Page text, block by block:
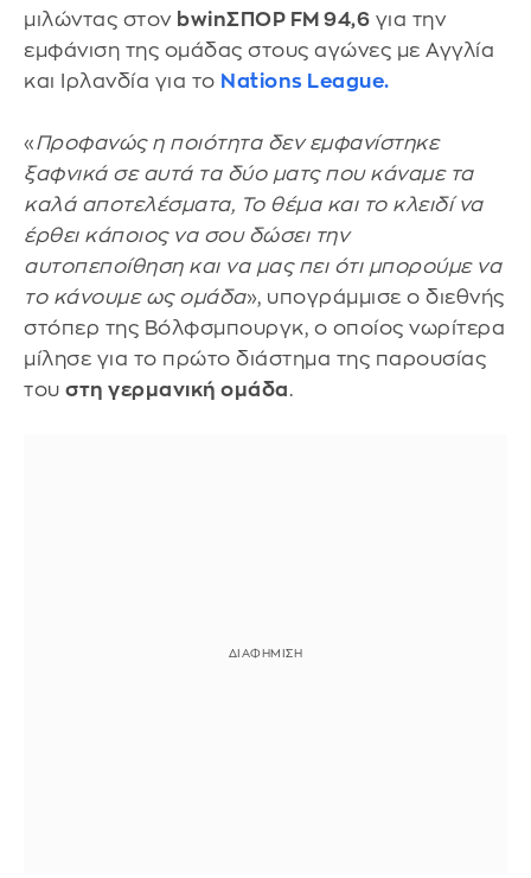
μιλώντας στον bwinΣΠΟΡ FM 94,6 για την
εμφάνιση της ομάδας στους αγώνες με Αγγλία
και Ιρλανδία για το Nations League.
«Προφανώς η ποιότητα δεν εμφανίστηκε
ξαφνικά σε αυτά τα δύο ματς που κάναμε τα
καλά αποτελέσματα, Το θέμα και το κλειδί να
έρθει κάποιος να σου δώσει την
αυτοπεποίθηση και να μας πει ότι μπορούμε να
το κάνουμε ως ομάδα», υπογράμμισε ο διεθνής
στόπερ της Βόλφσμπουργκ, ο οποίος νωρίτερα
μίλησε για το πρώτο διάστημα της παρουσίας
του στη γερμανική ομάδα.